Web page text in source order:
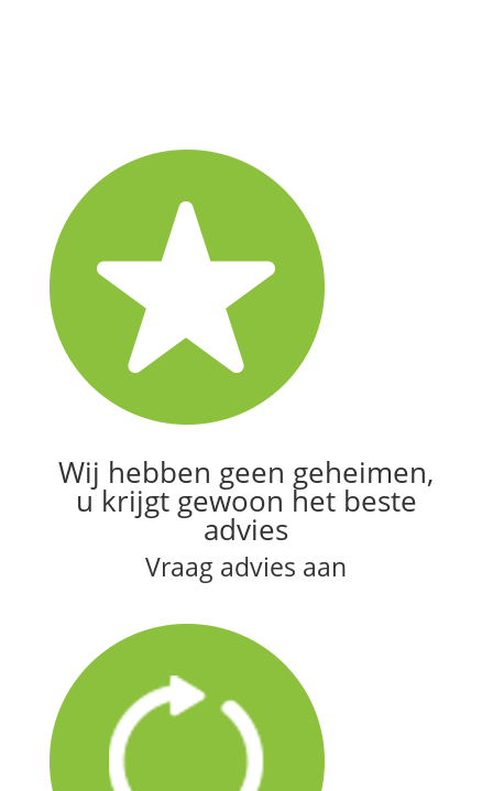
Wij hebben geen geheimen,
u krijgt gewoon het beste
advies
Vraag advies aan